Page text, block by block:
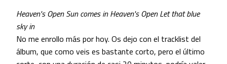
Heaven's Open Sun comes in Heaven's Open Let that blue
sky in
No me enrollo más por hoy. Os dejo con el tracklist del
álbum, que como veis es bastante corto, pero el último